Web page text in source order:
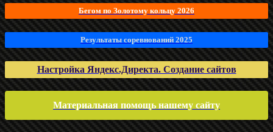
Бегом по Золотому кольцу 2026
Результаты соревнований 2025
Настройка Яндекс.Директа. Создание сайтов
Материальная помощь нашему сайту